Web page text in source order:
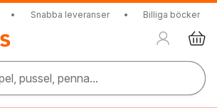
• Snabba leveranser • Billiga böcker
pussel, penna...